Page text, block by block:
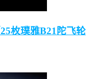
枚璞雅B21陀飞轮